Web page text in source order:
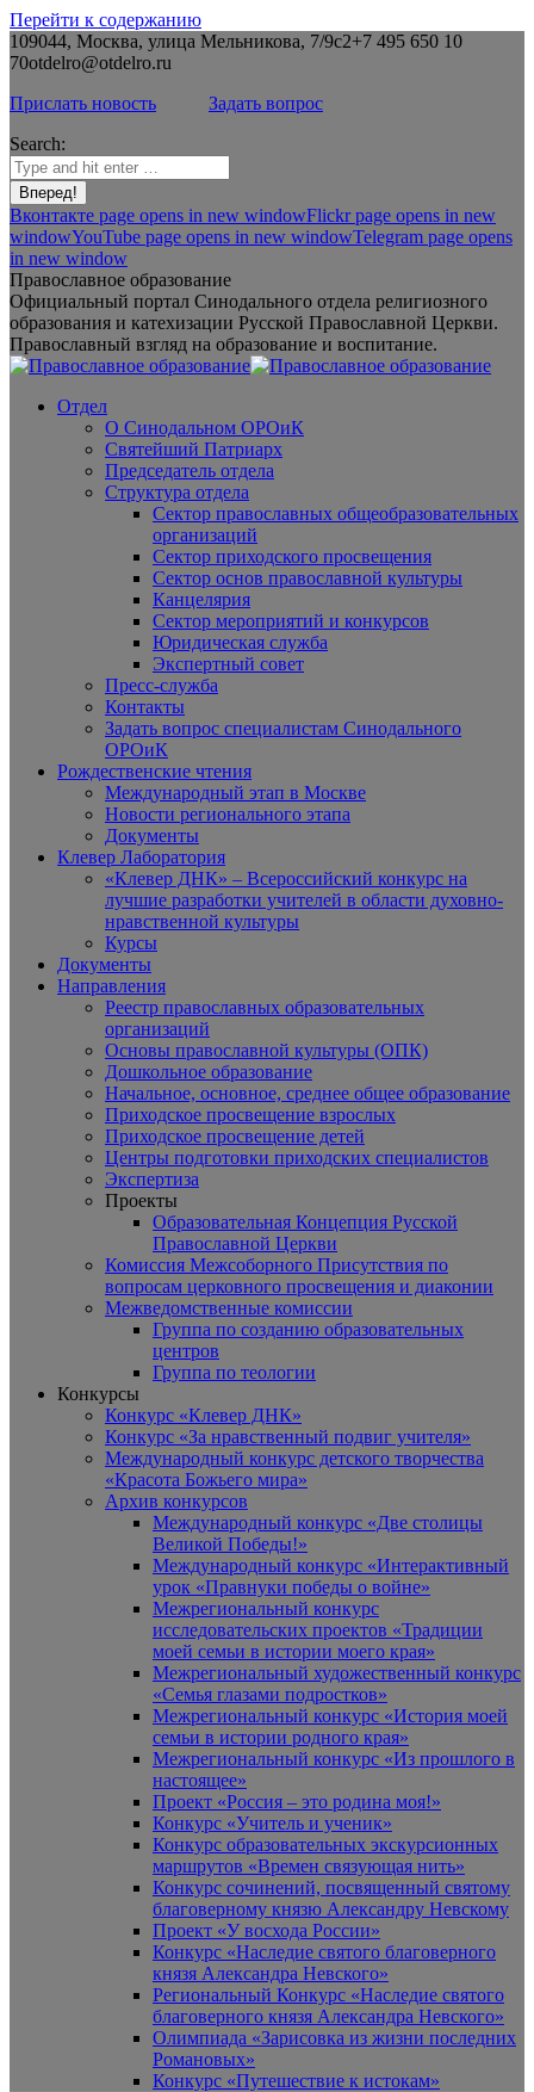
Перейти к содержанию
109044, Москва, улица Мельникова, 7/9с2+7 495 650 10
70otdelro@otdelro.ru
Прислать новость
Задать вопрос
Search:
Вконтакте page opens in new windowFlickr page opens in new
windowYouTube page opens in new windowTelegram page opens
in new window
Православное образование
Официальный портал Синодального отдела религиозного
образования и катехизации Русской Православной Церкви.
Православный взгляд на образование и воспитание.
Отдел
О Синодальном ОРОиК
Святейший Патриарх
Председатель отдела
Структура отдела
Сектор православных общеобразовательных
организаций
Сектор приходского просвещения
Сектор основ православной культуры
Канцелярия
Сектор мероприятий и конкурсов
Юридическая служба
Экспертный совет
Пресс-служба
Контакты
Задать вопрос специалистам Синодального
ОРОиК
Рождественские чтения
Международный этап в Москве
Новости регионального этапа
Документы
Клевер Лаборатория
«Клевер ДНК» – Всероссийский конкурс на
лучшие разработки учителей в области духовно-
нравственной культуры
Курсы
Документы
Направления
Реестр православных образовательных
организаций
Основы православной культуры (ОПК)
Дошкольное образование
Начальное, основное, среднее общее образование
Приходское просвещение взрослых
Приходское просвещение детей
Центры подготовки приходских специалистов
Экспертиза
Проекты
Образовательная Концепция Русской
Православной Церкви
Комиссия Межсоборного Присутствия по
вопросам церковного просвещения и диаконии
Межведомственные комиссии
Группа по созданию образовательных
центров
Группа по теологии
Конкурсы
Конкурс «Клевер ДНК»
Конкурс «За нравственный подвиг учителя»
Международный конкурс детского творчества
«Красота Божьего мира»
Архив конкурсов
Международный конкурс «Две столицы
Великой Победы!»
Международный конкурс «Интерактивный
урок «Правнуки победы о войне»
Межрегиональный конкурс
исследовательских проектов «Традиции
моей семьи в истории моего края»
Межрегиональный художественный конкурс
«Семья глазами подростков»
Межрегиональный конкурс «История моей
семьи в истории родного края»
Межрегиональный конкурс «Из прошлого в
настоящее»
Проект «Россия – это родина моя!»
Конкурс «Учитель и ученик»
Конкурс образовательных экскурсионных
маршрутов «Времен связующая нить»
Конкурс сочинений, посвященный святому
благоверному князю Александру Невскому
Проект «У восхода России»
Конкурс «Наследие святого благоверного
князя Александра Невского»
Региональный Конкурс «Наследие святого
благоверного князя Александра Невского»
Олимпиада «Зарисовка из жизни последних
Романовых»
Конкурс «Путешествие к истокам»